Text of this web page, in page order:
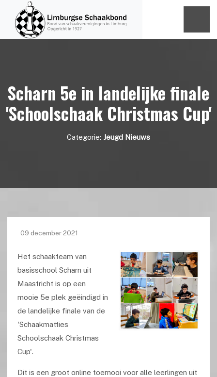
Scharn 5e in landelijke finale
'Schoolschaak Christmas Cup'
Categorie: Jeugd Nieuws
09 december 2021
Het schaakteam van
basisschool Scharn uit
Maastricht is op een
mooie 5e plek geëindigd in
de landelijke finale van de
'Schaakmatties
Schoolschaak Christmas
Cup'.
Dit is een groot online toernooi vooralle leerlingen uit